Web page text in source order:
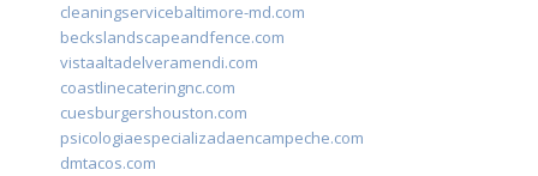
cleaningservicebaltimore-md.com
beckslandscapeandfence.com
vistaaltadelveramendi.com
coastlinecateringnc.com
cuesburgershouston.com
psicologiaespecializadaencampeche.com
dmtacos.com